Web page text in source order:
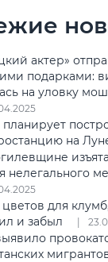
актер»
подарками:
на уловку
планирует
на
нелегального
цветов для
и забыл